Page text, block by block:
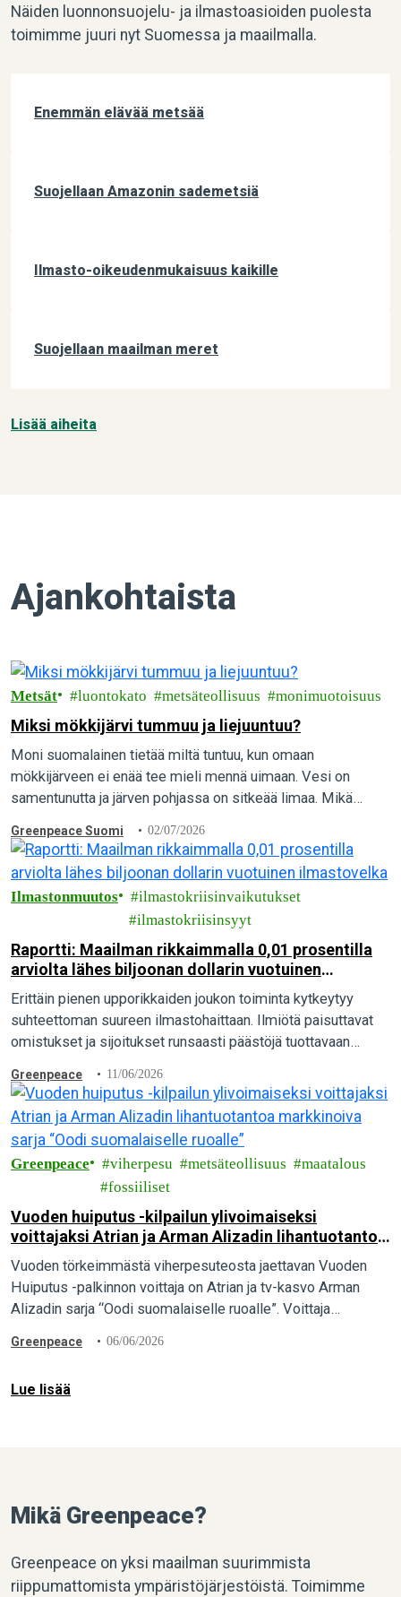
Näiden luonnonsuojelu- ja ilmastoasioiden puolesta
toimimme juuri nyt Suomessa ja maailmalla.
Enemmän elävää metsää
Suojellaan Amazonin sademetsiä
Ilmasto-oikeudenmukaisuus kaikille
Suojellaan maailman meret
Lisää aiheita
Ajankohtaista
Metsät luontokato metsäteollisuus monimuotoisuus
Miksi mökkijärvi tummuu ja liejuuntuu?
Moni suomalainen tietää miltä tuntuu, kun omaan
mökkijärveen ei enää tee mieli mennä uimaan. Vesi on
samentunutta ja järven pohjassa on sitkeää limaa. Mikä
Greenpeace Suomi 02/07/2026
Ilmastonmuutos
ilmastokriisinvaikutukset
ilmastokriisinsyyt
Raportti: Maailman rikkaimmalla 0,01 prosentilla
arviolta lähes biljoonan dollarin vuotuinen
ilmastovelka
Erittäin pienen upporikkaiden joukon toiminta kytkeytyy
suhteettoman suureen ilmastohaittaan. Ilmiötä paisuttavat
omistukset ja sijoitukset runsaasti päästöjä tuottavaan
tuore kansainvälinen raportti.
Greenpeace 11/06/2026
Greenpeace viherpesu metsäteollisuus
maatalous
fossiiliset
Vuoden huiputus -kilpailun ylivoimaiseksi
voittajaksi Atrian ja Arman Alizadin lihantuotantoa
markkinoiva sarja “Oodi suomalaiselle ruoalle”
Vuoden törkeimmästä viherpesuteosta jaettavan Vuoden
Huiputus -palkinnon voittaja on Atrian ja tv-kasvo Arman
Alizadin sarja “Oodi suomalaiselle ruoalle”. Voittaja
yhteydessä Helsingin Tekstin talolla. Greenpeacen
Greenpeace 06/06/2026
Lue lisää
Mikä Greenpeace?
Greenpeace on yksi maailman suurimmista
riippumattomista ympäristöjärjestöistä. Toimimme